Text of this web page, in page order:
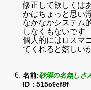
修正して欲しくは
かはちょっと思い
なかなかシステム
しなくもないです
個人的にはロスマ
てくれると嬉しい
名前:砂漠の名無しさ
ID：515c9ef8f